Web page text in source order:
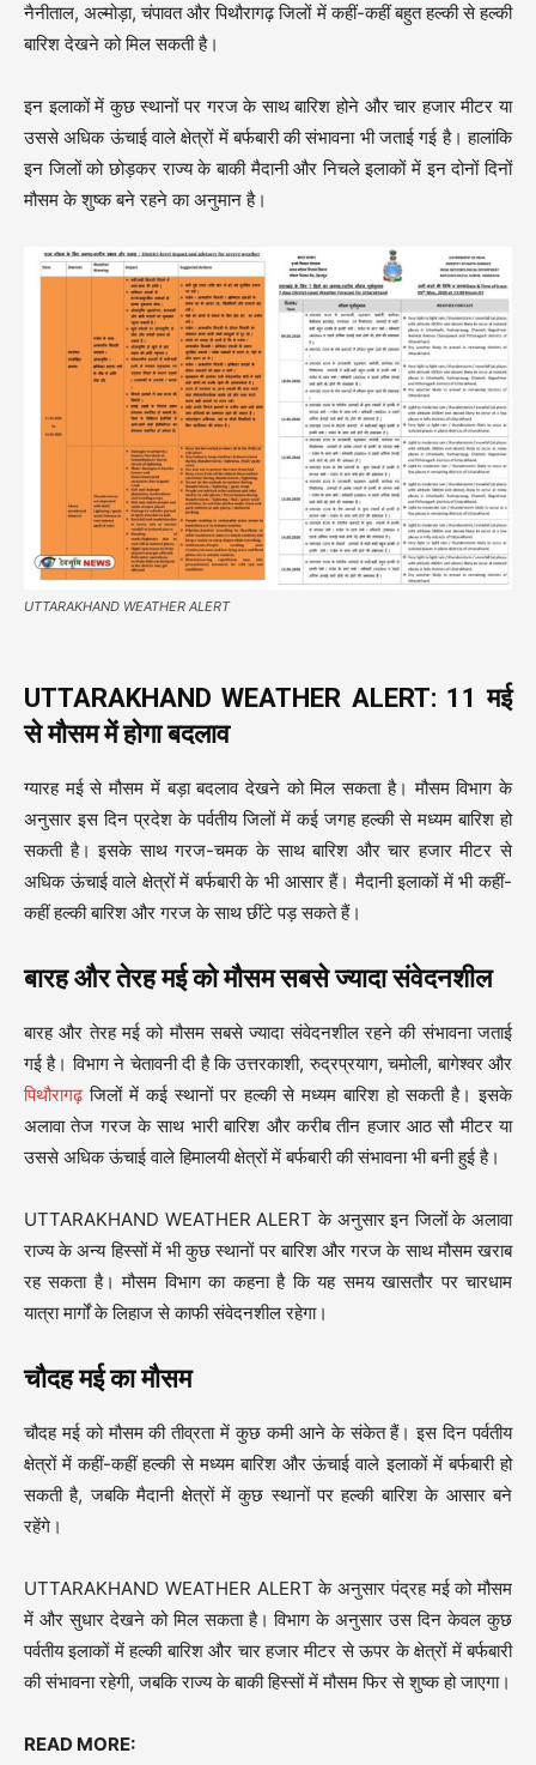
नैनीताल, अल्मोड़ा, चंपावत और पिथौरागढ़ जिलों में कहीं-कहीं बहुत हल्की से हल्की
बारिश देखने को मिल सकती है।
इन इलाकों में कुछ स्थानों पर गरज के साथ बारिश होने और चार हजार मीटर या
उससे अधिक ऊंचाई वाले क्षेत्रों में बर्फबारी की संभावना भी जताई गई है। हालांकि
इन जिलों को छोड़कर राज्य के बाकी मैदानी और निचले इलाकों में इन दोनों दिनों
मौसम के शुष्क बने रहने का अनुमान है।
UTTARAKHAND WEATHER ALERT
UTTARAKHAND WEATHER ALERT: 11 मई
से मौसम में होगा बदलाव
ग्यारह मई से मौसम में बड़ा बदलाव देखने को मिल सकता है। मौसम विभाग के
अनुसार इस दिन प्रदेश के पर्वतीय जिलों में कई जगह हल्की से मध्यम बारिश हो
सकती है। इसके साथ गरज-चमक के साथ बारिश और चार हजार मीटर से
अधिक ऊंचाई वाले क्षेत्रों में बर्फबारी के भी आसार हैं। मैदानी इलाकों में भी कहीं-
कहीं हल्की बारिश और गरज के साथ छींटे पड़ सकते हैं।
बारह और तेरह मई को मौसम सबसे ज्यादा संवेदनशील
बारह और तेरह मई को मौसम सबसे ज्यादा संवेदनशील रहने की संभावना जताई
गई है। विभाग ने चेतावनी दी है कि उत्तरकाशी, रुद्रप्रयाग, चमोली, बागेश्वर और
पिथौरागढ़जिलों में कई स्थानों पर हल्की से मध्यम बारिश हो सकती है। इसके
अलावा तेज गरज के साथ भारी बारिश और करीब तीन हजार आठ सौ मीटर या
उससे अधिक ऊंचाई वाले हिमालयी क्षेत्रों में बर्फबारी की संभावना भी बनी हुई है।
UTTARAKHAND WEATHER ALERT के अनुसार इन जिलों के अलावा
राज्य के अन्य हिस्सों में भी कुछ स्थानों पर बारिश और गरज के साथ मौसम खराब
रह सकता है। मौसम विभाग का कहना है कि यह समय खासतौर पर चारधाम
यात्रा मार्गों के लिहाज से काफी संवेदनशील रहेगा।
चौदह मई का मौसम
चौदह मई को मौसम की तीव्रता में कुछ कमी आने के संकेत हैं। इस दिन पर्वतीय
क्षेत्रों में कहीं-कहीं हल्की से मध्यम बारिश और ऊंचाई वाले इलाकों में बर्फबारी हो
सकती है, जबकि मैदानी क्षेत्रों में कुछ स्थानों पर हल्की बारिश के आसार बने
रहेंगे।
UTTARAKHAND WEATHER ALERT के अनुसार पंद्रह मई को मौसम
में और सुधार देखने को मिल सकता है। विभाग के अनुसार उस दिन केवल कुछ
पर्वतीय इलाकों में हल्की बारिश और चार हजार मीटर से ऊपर के क्षेत्रों में बर्फबारी
की संभावना रहेगी, जबकि राज्य के बाकी हिस्सों में मौसम फिर से शुष्क हो जाएगा।
READ MORE: